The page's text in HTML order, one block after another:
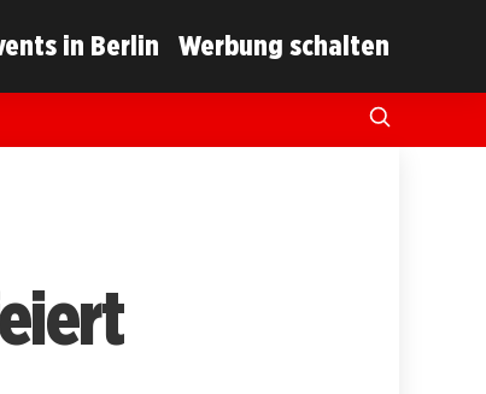
in Berlin Werbung schalten